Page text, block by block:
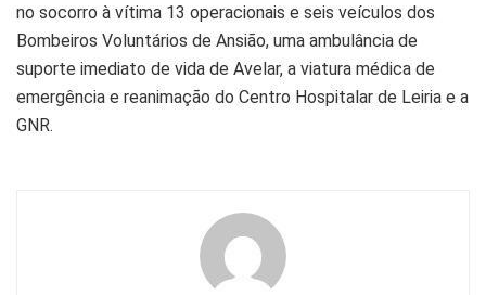
no socorro à vítima 13 operacionais e seis veículos dos
Bombeiros Voluntários de Ansião, uma ambulância de
suporte imediato de vida de Avelar, a viatura médica de
emergência e reanimação do Centro Hospitalar de Leiria e a
GNR.